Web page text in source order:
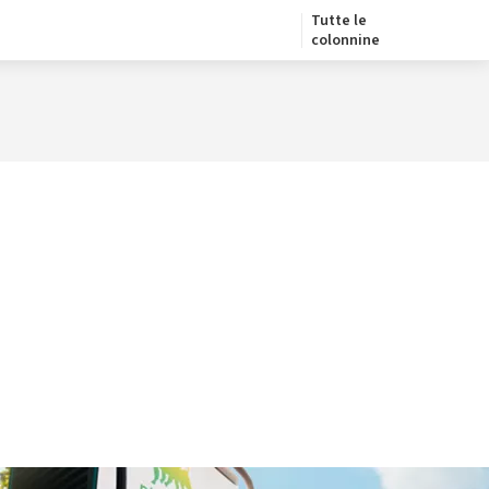
Tutte le
colonnine